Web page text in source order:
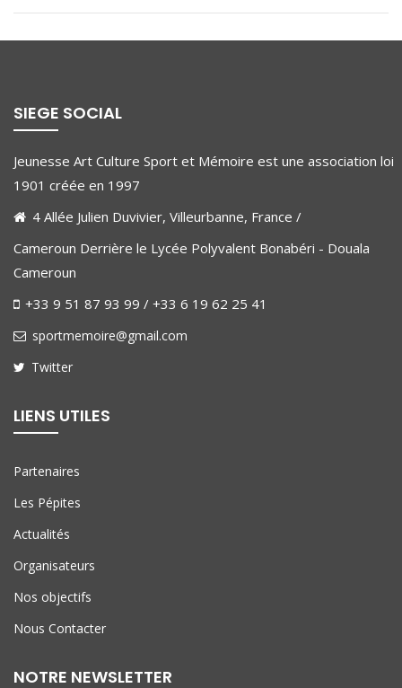
SIEGE SOCIAL
Jeunesse Art Culture Sport et Mémoire est une association loi
1901 créée en 1997
4 Allée Julien Duvivier, Villeurbanne, France /
Cameroun Derrière le Lycée Polyvalent Bonabéri - Douala
Cameroun
+33 9 51 87 93 99 / +33 6 19 62 25 41
sportmemoire@gmail.com
Twitter
LIENS UTILES
Partenaires
Les Pépites
Actualités
Organisateurs
Nos objectifs
Nous Contacter
NOTRE NEWSLETTER